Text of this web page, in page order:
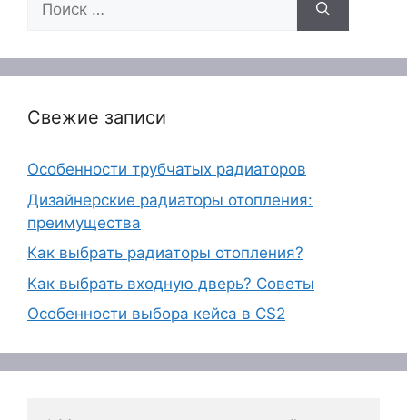
Свежие записи
Особенности трубчатых радиаторов
Дизайнерские радиаторы отопления:
преимущества
Как выбрать радиаторы отопления?
Как выбрать входную дверь? Советы
Особенности выбора кейса в CS2